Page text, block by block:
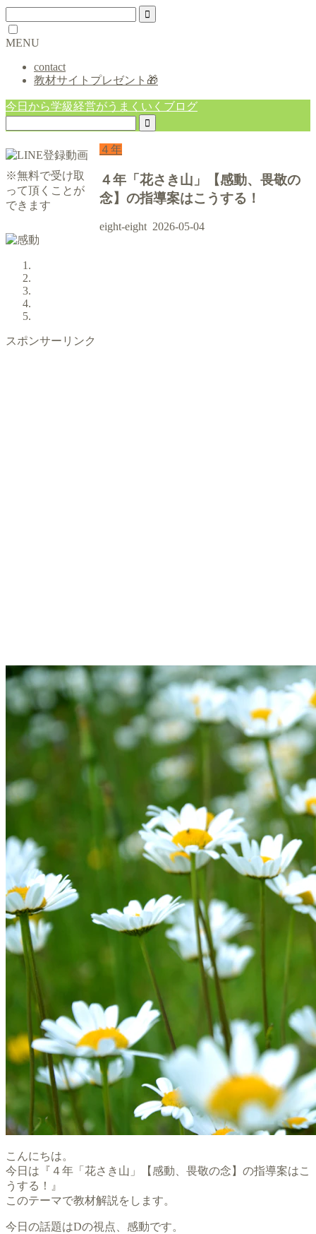
MENU
contact
教材サイトプレゼント🎁
今日から学級経営がうまくいくブログ
※無料で受け取
って頂くことが
できます
４年
４年「花さき山」【感動、畏敬の
念】の指導案はこうする！
eight-eight 2026-05-04
スポンサーリンク
こんにちは。
今日は『４年「花さき山」【感動、畏敬の念】の指導案はこ
うする！』
このテーマで教材解説をします。
今日の話題はDの視点、感動です。